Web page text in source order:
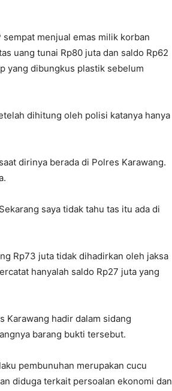
menjual emas milik korban
uang tunai Rp80 juta dan saldo Rp62
yang dibungkus plastik sebelum
dihitung oleh polisi katanya hanya
dirinya berada di Polres Karawang.
saya tidak tahu tas itu ada di
Rp73 juta tidak dihadirkan oleh jaksa
hanyalah saldo Rp27 juta yang
Karawang hadir dalam sidang
barang bukti tersebut.
pembunuhan merupakan cucu
diduga terkait persoalan ekonomi dan